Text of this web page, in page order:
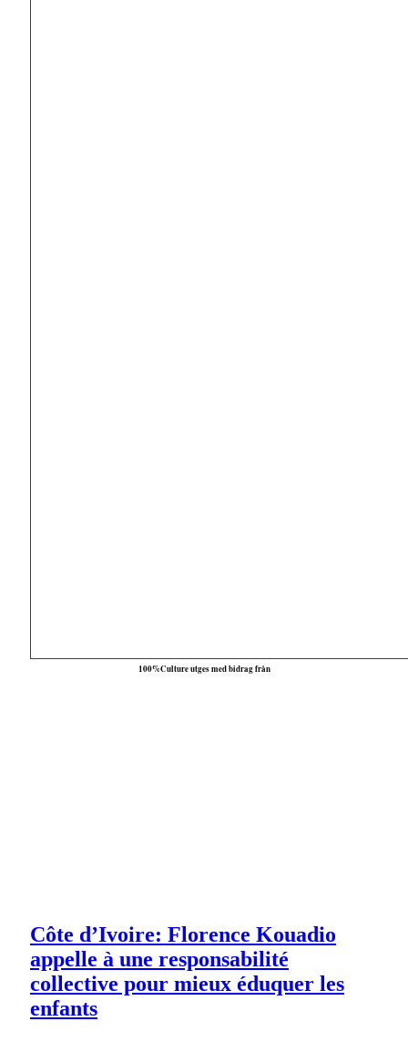
100%Culture utges med bidrag från
Côte d’Ivoire: Florence Kouadio
appelle à une responsabilité
collective pour mieux éduquer les
enfants